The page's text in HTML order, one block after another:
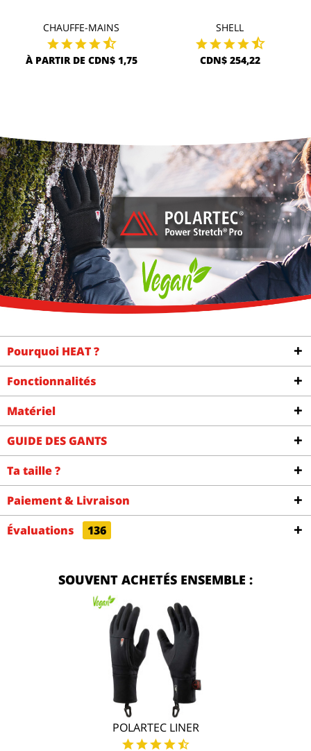
CHAUFFE-MAINS
À PARTIR DE CDN$ 1,75
SHELL
CDN$ 254,22
Pourquoi HEAT ?
Fonctionnalités
Matériel
GUIDE DES GANTS
Ta taille ?
Paiement & Livraison
Évaluations
136
SOUVENT ACHETÉS ENSEMBLE :
POLARTEC LINER